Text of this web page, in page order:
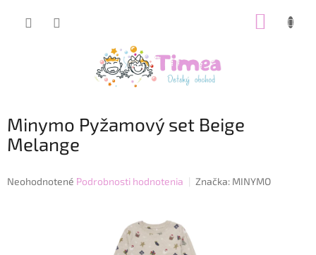
Minymo Pyžamový set Beige
Melange
Priemerné
Neohodnotené Podrobnosti hodnotenia Značka: MINYMO